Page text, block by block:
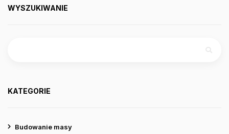
WYSZUKIWANIE
KATEGORIE
Budowanie masy